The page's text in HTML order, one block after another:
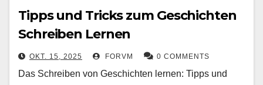
Tipps und Tricks zum Geschichten
Schreiben Lernen
OKT. 15, 2025 FORVM 0 COMMENTS
Das Schreiben von Geschichten lernen: Tipps und